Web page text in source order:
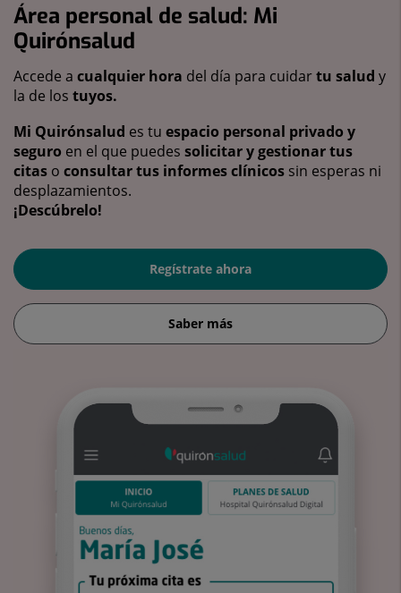
Área personal de salud: Mi
Quirónsalud
Accede a cualquier hora del día para cuidartu salud y
la de los tuyos.
Mi Quirónsalud es tu espacio personal privado y
seguro en el que puedes solicitar y gestionar tus
citas o consultar tus informes clínicos sin esperas ni
desplazamientos.
¡Descúbrelo!
Regístrate ahora
Saber más